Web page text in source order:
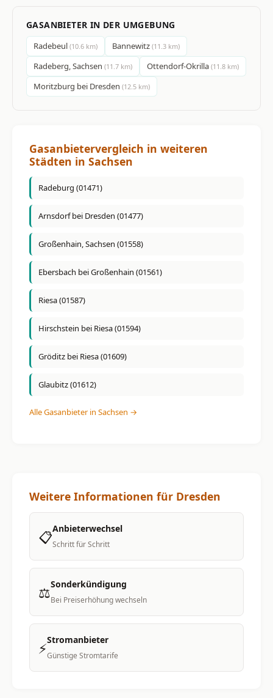
GASANBIETER IN DER UMGEBUNG
Radebeul (10.6 km) Bannewitz (11.3 km)
Radeberg, Sachsen (11.7 km) Ottendorf-Okrilla (11.8 km)
Moritzburg bei Dresden (12.5 km)
Gasanbietervergleich in weiteren
Städten in Sachsen
Radeburg (01471)
Arnsdorf bei Dresden (01477)
Großenhain, Sachsen (01558)
Ebersbach bei Großenhain (01561)
Riesa (01587)
Hirschstein bei Riesa (01594)
Gröditz bei Riesa (01609)
Glaubitz (01612)
Alle Gasanbieter in Sachsen →
Weitere Informationen für Dresden
📋Anbieterwechsel
Schritt für Schritt
⚖️Sonderkündigung
Bei Preiserhöhung wechseln
⚡Stromanbieter
Günstige Stromtarife